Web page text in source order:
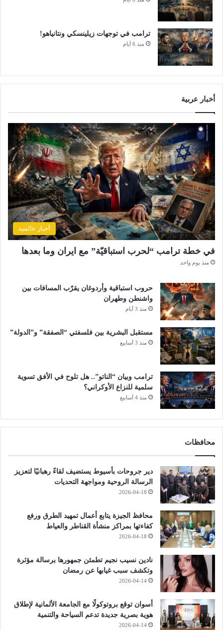
ترامب في توجهات زيلينسكي ونتانياهو!
منذ 6 أيام
أخبار عربية
أخبار عالمية
في خطة ترامب “لحرب استباقيّة” مع ايران وما بعدها
منذ يوم واحد
حروب استباقية وأردوغان يقرّب المسافات بين
واشنطن وطهران
منذ 3 أيام
مستقبل البشرية بين فلسفتي “الصفقة” و”الدولة”
منذ 3 أسابيع
ترامب وبيان “الناتو”.. هل تلوح في الأفق تسوية
سلمية للنزاع الأوكراني؟
منذ 4 أسابيع
محافظات
دير جروحات بأسيوط يستضيف لقاءً رهبانيًا لتعزيز
الرسالة الروحية ومواجهة التحديات
2026-04-18
محافظ الجيزة يتابع أعمال تمهيد الطرق ورفع
كفاءتها بمراكز منشأة القناطر والعياط
2026-04-18
نادين نسيب نجيم تطمئن جمهورها برسالة مؤثرة
وتكشف سبب غيابها عن رمضان
2026-04-14
أسوان توقع بروتوكولًا مع الجامعة الألمانية لإطلاق
هوية بصرية جديدة تدعم السياحة والتنمية
2026-04-14